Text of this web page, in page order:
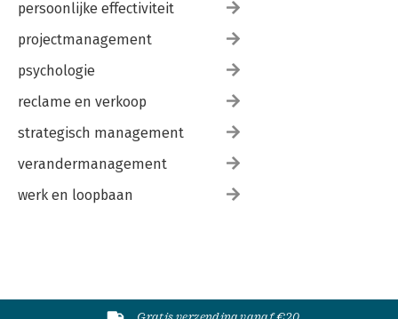
persoonlijke effectiviteit
projectmanagement
psychologie
reclame en verkoop
strategisch management
verandermanagement
werk en loopbaan